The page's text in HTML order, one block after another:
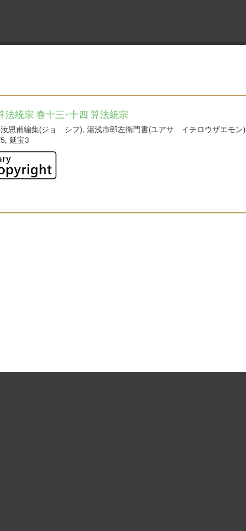
法統宗 巻十三･十四 算法統宗
思甫編集(ジョ シフ), 湯浅市郎左衛門書(ユアサ イチロウザエモン)
延宝3